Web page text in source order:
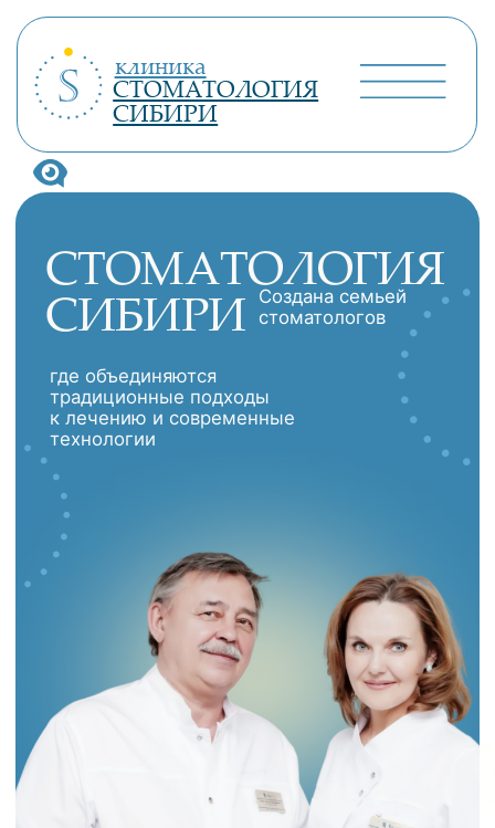
СТОМАТОЛОГИЯ
СИБИРИ
СТОМАТОЛОГИЯ
где объединяются
традиционные подходы
к лечению и современные
технологии